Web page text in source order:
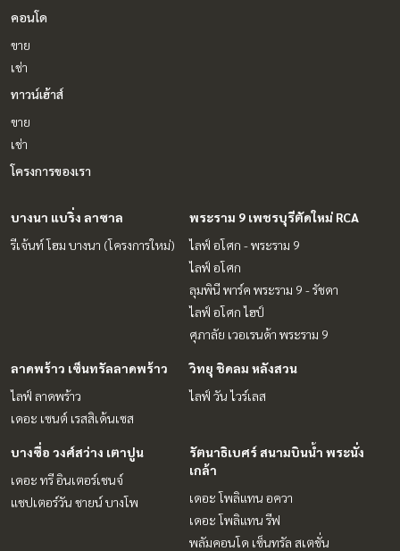
คอนโด
ขาย
เช่า
ทาวน์เฮ้าส์
ขาย
เช่า
โครงการของเรา
บางนา แบริ่ง ลาซาล
รีเจ้นท์ โฮม บางนา (โครงการใหม่)
พระราม 9 เพชรบุรีตัดใหม่ RCA
ไลฟ์ อโศก - พระราม 9
ไลฟ์ อโศก
ลุมพินี พาร์ค พระราม 9 - รัชดา
ไลฟ์ อโศก ไฮป์
ศุภาลัย เวอเรนด้า พระราม 9
ลาดพร้าว เซ็นทรัลลาดพร้าว
ไลฟ์ ลาดพร้าว
เดอะ เซนต์ เรสสิเด้นเซส
วิทยุ ชิดลม หลังสวน
ไลฟ์ วัน ไวร์เลส
บางซื่อ วงศ์สว่าง เตาปูน
เดอะ ทรี อินเตอร์เชนจ์
แชปเตอร์วัน ชายน์ บางโพ
รัตนาธิเบศร์ สนามบินน้ำ พระนั่ง
เกล้า
เดอะ โพลิแทน อควา
เดอะ โพลิแทน รีฟ
พลัมคอนโด เซ็นทรัล สเตชั่น